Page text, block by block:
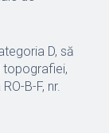
D, să
topografiei,
B-F, nr.